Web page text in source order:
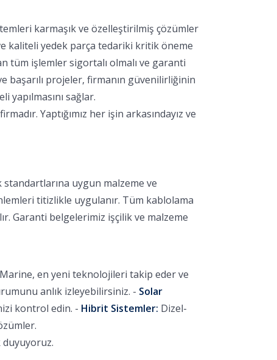
karmaşık ve özelleştirilmiş çözümler
kaliteli yedek parça tedariki kritik öneme
tüm işlemler sigortalı olmalı ve garanti
başarılı projeler, firmanın güvenilirliğinin
yapılmasını sağlar.
Yaptığımız her işin arkasındayız ve
standartlarına uygun malzeme ve
titizlikle uygulanır. Tüm kablolama
Garanti belgelerimiz işçilik ve malzeme
en yeni teknolojileri takip eder ve
anlık izleyebilirsiniz. - Solar
kontrol edin. - Hibrit Sistemler: Dizel-